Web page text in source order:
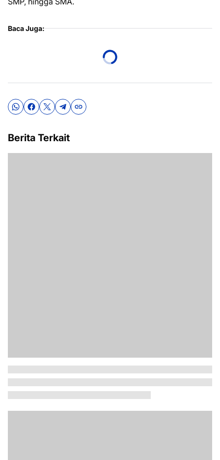
Baca Juga:
Berita Terkait